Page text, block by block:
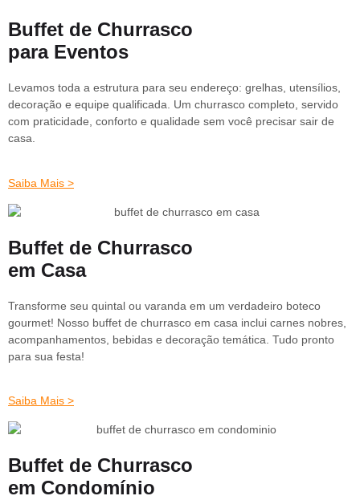
Buffet de Churrasco
para Eventos
Levamos toda a estrutura para seu endereço: grelhas, utensílios,
decoração e equipe qualificada. Um churrasco completo, servido
com praticidade, conforto e qualidade sem você precisar sair de
casa.
Saiba Mais >
Buffet de Churrasco
em Casa
Transforme seu quintal ou varanda em um verdadeiro boteco
gourmet! Nosso buffet de churrasco em casa inclui carnes nobres,
acompanhamentos, bebidas e decoração temática. Tudo pronto
para sua festa!
Saiba Mais >
Buffet de Churrasco
em Condomínio